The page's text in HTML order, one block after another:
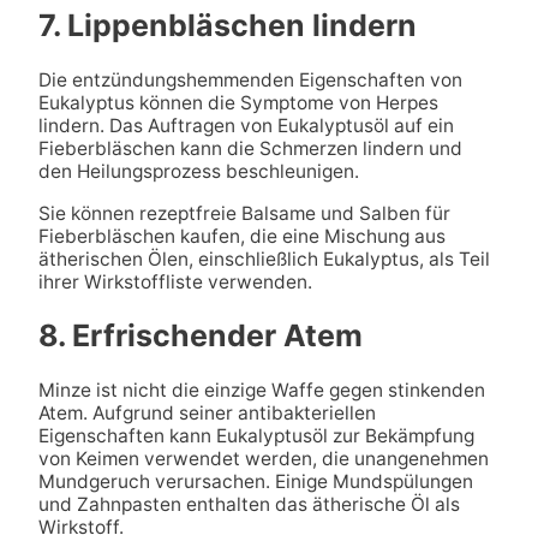
7. Lippenbläschen lindern
Die entzündungshemmenden Eigenschaften von
Eukalyptus können die Symptome von Herpes
lindern. Das Auftragen von Eukalyptusöl auf ein
Fieberbläschen kann die Schmerzen lindern und
den Heilungsprozess beschleunigen.
Sie können rezeptfreie Balsame und Salben für
Fieberbläschen kaufen, die eine Mischung aus
ätherischen Ölen, einschließlich Eukalyptus, als Teil
ihrer Wirkstoffliste verwenden.
8. Erfrischender Atem
Minze ist nicht die einzige Waffe gegen stinkenden
Atem. Aufgrund seiner antibakteriellen
Eigenschaften kann Eukalyptusöl zur Bekämpfung
von Keimen verwendet werden, die unangenehmen
Mundgeruch verursachen. Einige Mundspülungen
und Zahnpasten enthalten das ätherische Öl als
Wirkstoff.